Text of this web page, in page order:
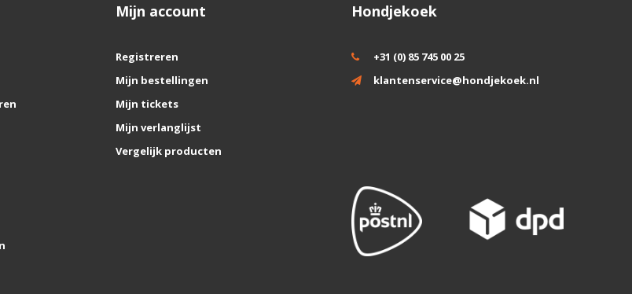
Mijn account
Registreren
Mijn bestellingen
Mijn tickets
Mijn verlanglijst
Vergelijk producten
Hondjekoek
+31 (0) 85 745 00 25
klantenservice@hondjekoek.nl